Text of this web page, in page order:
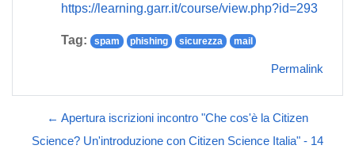
https://learning.garr.it/course/view.php?id=293
Tag: spam phishing sicurezza mail
Permalink
← Apertura iscrizioni incontro "Che cos'è la Citizen
Science? Un'introduzione con Citizen Science Italia" - 14